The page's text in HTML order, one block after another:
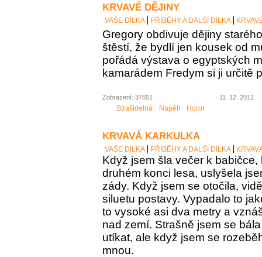
KRVAVÉ DĚJINY
VAŠE DÍLKA PŘÍBĚHY A DALŠÍ DÍLKA
Gregory obdivuje dějiny
štěstí, že bydlí jen kousek od
pořádá výstava o egyptských
kamarádem Fredym si ji určitě
Zobrazení: 37651 11. 12. 2012
Strašidelná Napětí Horor
KRVAVÁ KARKULKA
VAŠE DÍLKA PŘÍBĚHY A DALŠÍ DÍLKA
Když jsem šla večer k babičce,
druhém konci lesa, uslyšela
zády. Když jsem se otočila,
siluetu postavy. Vypadalo to
to vysoké asi dva metry a
nad zemí. Strašně jsem se
utíkat, ale když jsem se
mnou.